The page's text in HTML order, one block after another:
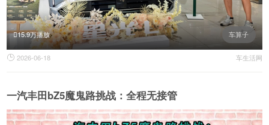
车算子
15.9万播放
 2026-06-18 车生活网
一汽丰田bZ5魔鬼路挑战：全程无接管